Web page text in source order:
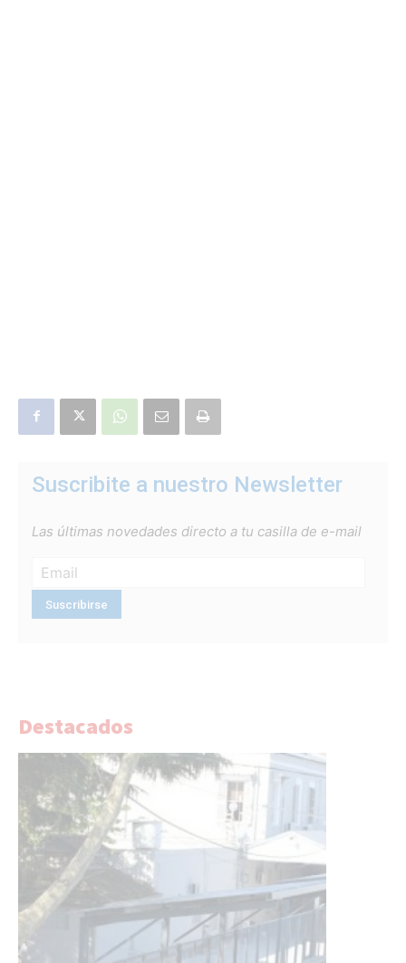
Suscribite a nuestro Newsletter
Las últimas novedades directo a tu casilla de e-mail
Destacados